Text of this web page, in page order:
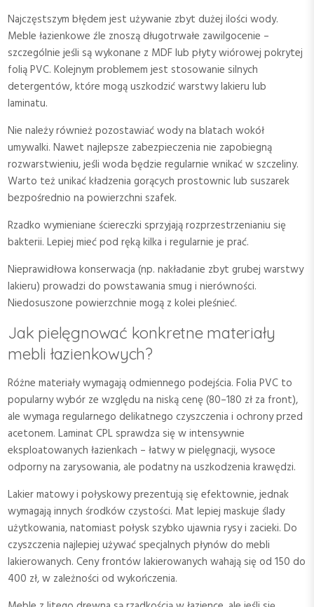
Najczęstszym błędem jest używanie zbyt dużej ilości wody.
Meble łazienkowe źle znoszą długotrwałe zawilgocenie –
szczególnie jeśli są wykonane z MDF lub płyty wiórowej pokrytej
folią PVC. Kolejnym problemem jest stosowanie silnych
detergentów, które mogą uszkodzić warstwy lakieru lub
laminatu.
Nie należy również pozostawiać wody na blatach wokół
umywalki. Nawet najlepsze zabezpieczenia nie zapobiegną
rozwarstwieniu, jeśli woda będzie regularnie wnikać w szczeliny.
Warto też unikać kładzenia gorących prostownic lub suszarek
bezpośrednio na powierzchni szafek.
Rzadko wymieniane ściereczki sprzyjają rozprzestrzenianiu się
bakterii. Lepiej mieć pod ręką kilka i regularnie je prać.
Nieprawidłowa konserwacja (np. nakładanie zbyt grubej warstwy
lakieru) prowadzi do powstawania smug i nierówności.
Niedosuszone powierzchnie mogą z kolei pleśnieć.
Jak pielęgnować konkretne materiały
mebli łazienkowych?
Różne materiały wymagają odmiennego podejścia. Folia PVC to
popularny wybór ze względu na niską cenę (80–180 zł za front),
ale wymaga regularnego delikatnego czyszczenia i ochrony przed
acetonem. Laminat CPL sprawdza się w intensywnie
eksploatowanych łazienkach – łatwy w pielęgnacji, wysoce
odporny na zarysowania, ale podatny na uszkodzenia krawędzi.
Lakier matowy i połyskowy prezentują się efektownie, jednak
wymagają innych środków czystości. Mat lepiej maskuje ślady
użytkowania, natomiast połysk szybko ujawnia rysy i zacieki. Do
czyszczenia najlepiej używać specjalnych płynów do mebli
lakierowanych. Ceny frontów lakierowanych wahają się od 150 do
400 zł, w zależności od wykończenia.